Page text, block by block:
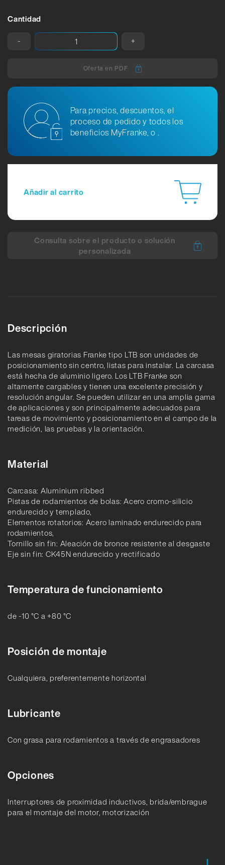
Cantidad
- +
Oferta en PDF
Para precios, descuentos, el
proceso de pedido y todos los
beneficios MyFranke, o .
Añadir al carrito
Consulta sobre el producto o solución
personalizada
Descripción
Las mesas giratorias Franke tipo LTB son unidades de
posicionamiento sin centro, listas para instalar. La carcasa
está hecha de aluminio ligero. Los LTB Franke son
altamente cargables y tienen una excelente precisión y
resolución angular. Se pueden utilizar en una amplia gama
de aplicaciones y son principalmente adecuados para
tareas de movimiento y posicionamiento en el campo de la
medición, las pruebas y la orientación.
Material
Carcasa: Aluminium ribbed
Pistas de rodamientos de bolas: Acero cromo-silicio
endurecido y templado,
Elementos rotatorios: Acero laminado endurecido para
rodamientos,
Tornillo sin fin: Aleación de bronce resistente al desgaste
Eje sin fin: CK45N endurecido y rectificado
Temperatura de funcionamiento
de -10 °C a +80 °C
Posición de montaje
Cualquiera, preferentemente horizontal
Lubricante
Con grasa para rodamientos a través de engrasadores
Opciones
Interruptores de proximidad inductivos, brida/embrague
para el montaje del motor, motorización